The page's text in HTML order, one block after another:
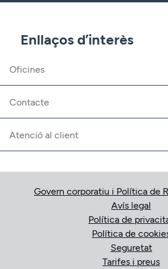
CBNK Gestió d’Actius
Banca Partner
Treballa amb nosaltres
Fundació CBNK
Enllaços d’interès
Oficines
Contacte
Atenció al client
Govern corporatiu i Política de
Avís legal
Política de
Política de
Seguretat
Tarifes i preus